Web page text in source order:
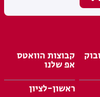
קבוצות הוואטס
אפ שלנו
ראשון-לציון